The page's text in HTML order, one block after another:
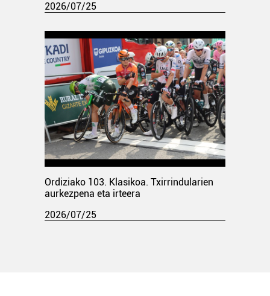
2026/07/25
Ordiziako 103. Klasikoa. Txirrindularien
aurkezpena eta irteera
2026/07/25